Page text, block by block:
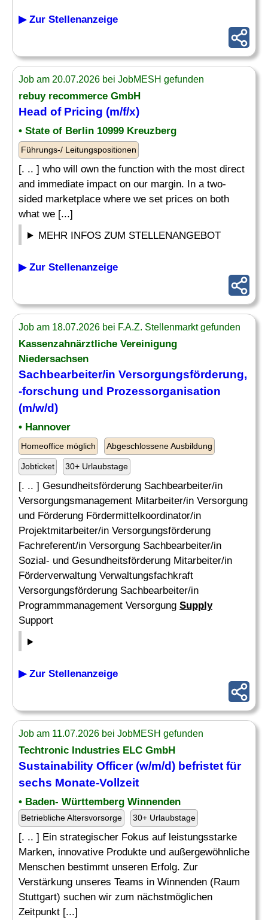
▶ Zur Stellenanzeige
Job am 20.07.2026 bei JobMESH gefunden
rebuy recommerce GmbH
Head of Pricing (m/f/x)
• State of Berlin 10999 Kreuzberg
Führungs-/ Leitungspositionen
[. .. ] who will own the function with the most direct
and immediate impact on our margin. In a two-
sided marketplace where we set prices on both
what we [...]
MEHR INFOS ZUM STELLENANGEBOT
▶ Zur Stellenanzeige
Job am 18.07.2026 bei F.A.Z. Stellenmarkt gefunden
Kassenzahnärztliche Vereinigung
Niedersachsen
Sachbearbeiter/in Versorgungsförderung,
-forschung und Prozessorganisation
(m/w/d)
• Hannover
Homeoffice möglich Abgeschlossene Ausbildung
Jobticket 30+ Urlaubstage
[. .. ] Gesundheitsförderung Sachbearbeiter/in
Versorgungsmanagement Mitarbeiter/in Versorgung
und Förderung Fördermittelkoordinator/in
Projektmitarbeiter/in Versorgungsförderung
Fachreferent/in Versorgung Sachbearbeiter/in
Sozial- und Gesundheitsförderung Mitarbeiter/in
Förderverwaltung Verwaltungsfachkraft
Versorgungsförderung Sachbearbeiter/in
Programmmanagement Versorgung Supply
Support
▶ Zur Stellenanzeige
Job am 11.07.2026 bei JobMESH gefunden
Techtronic Industries ELC GmbH
Sustainability Officer(w/m/d) befristet für
sechs Monate-Vollzeit
• Baden- Württemberg Winnenden
Betriebliche Altersvorsorge 30+ Urlaubstage
[. .. ] Ein strategischer Fokus auf leistungsstarke
Marken, innovative Produkte und außergewöhnliche
Menschen bestimmt unseren Erfolg. Zur
Verstärkung unseres Teams in Winnenden (Raum
Stuttgart) suchen wir zum nächstmöglichen
Zeitpunkt [...]